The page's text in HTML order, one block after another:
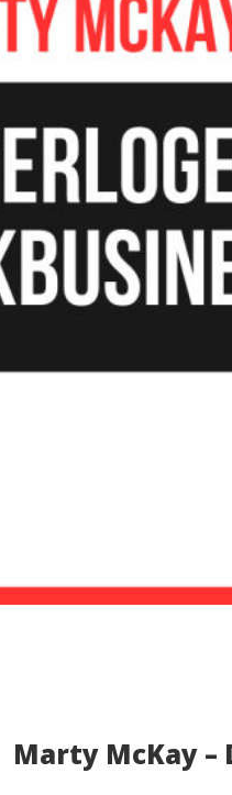
Marty McKay –